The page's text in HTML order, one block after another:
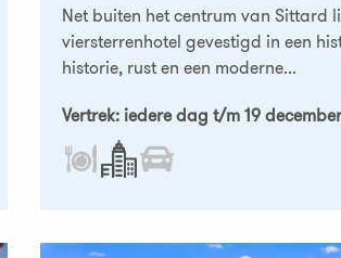
Net buiten het centrum van Sittard
viersterrenhotel gevestigd in een
historie, rust en een moderne...
Vertrek: iedere dag t/m 19